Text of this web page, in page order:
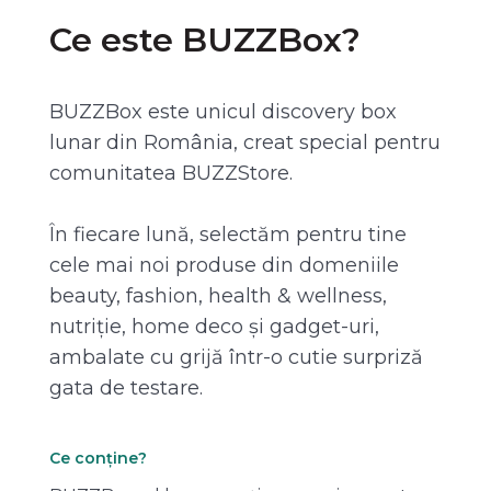
Ce este BUZZBox?
BUZZBox este unicul discovery box
lunar din România, creat special pentru
comunitatea BUZZStore.
În fiecare lună, selectăm pentru tine
cele mai noi produse din domeniile
beauty, fashion, health & wellness,
nutriție, home deco și gadget-uri,
ambalate cu grijă într-o cutie surpriză
gata de testare.
Ce conține?